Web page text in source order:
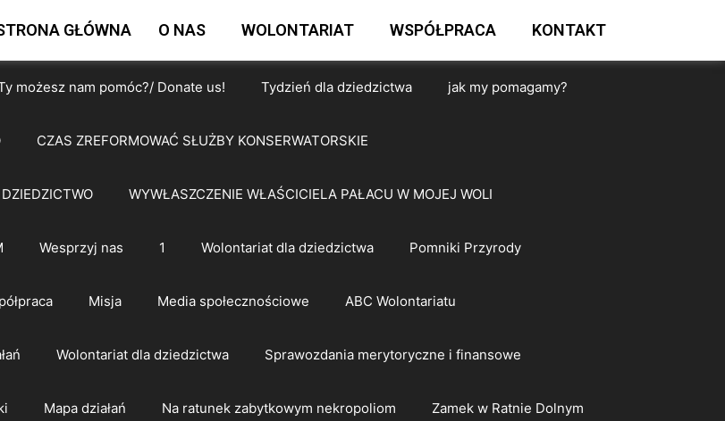
GŁÓWNA O NAS WOLONTARIAT WSPÓŁPRACA KONTAKT
możesz nam pomóc?/ Donate us! Tydzień dla dziedzictwa jak my pomagamy?
CZAS ZREFORMOWAĆ SŁUŻBY KONSERWATORSKIE
WYWŁASZCZENIE WŁAŚCICIELA PAŁACU W MOJEJ WOLI
Wesprzyj nas 1 Wolontariat dla dziedzictwa Pomniki Przyrody
Misja Media społecznościowe ABC Wolontariatu
Wolontariat dla dziedzictwa Sprawozdania merytoryczne i finansowe
Mapa działań Na ratunek zabytkowym nekropoliom Zamek w Ratnie Dolnym